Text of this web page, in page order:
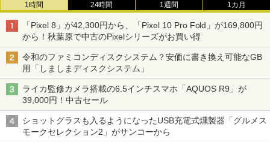
1時間 24時間 1週間 1カ月
「Pixel 8」が42,300円から、「Pixel 10 Pro Fold」が169,800円
から！秋葉原で中古のPixelシリーズがお買い得
令和のファミコンディスクシステム？安価に書き換え可能なGB
用「しましまディスクシステム」
ライカ監修カメラ搭載の6.5インチスマホ「AQUOS R9」が
39,000円！中古セール
ショットグラスも入るようになったUSB充電式燻製器「グルメス
モークセレクション2」がサンコーから